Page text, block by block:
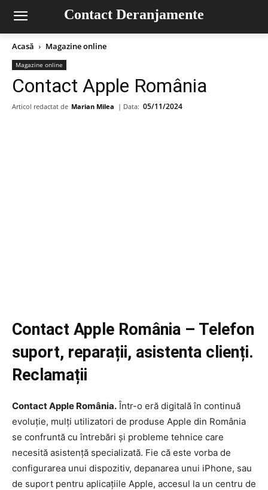
Contact Deranjamente
Acasă Magazine online
Magazine online
Contact Apple România
Articol redactat de Marian Milea | Data: 05/11/2024
Contact Apple România – Telefon
suport, reparații, asistenta clienți.
Reclamații
Contact Apple România. Într-o eră digitală în continuă
evoluție, mulți utilizatori de produse Apple din România
se confruntă cu întrebări și probleme tehnice care
necesită asistență specializată. Fie că este vorba de
configurarea unui dispozitiv, depanarea unui iPhone, sau
de suport pentru aplicațiile Apple, accesul la un centru de